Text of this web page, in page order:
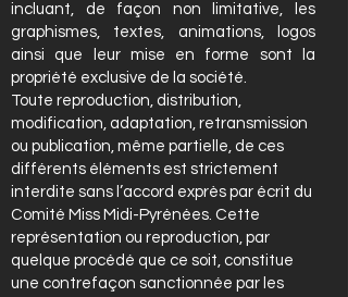
incluant, de façon non limitative, les
graphismes, textes, animations, logos
ainsi que leur mise en forme sont la
propriété exclusive de la société.
Toute reproduction, distribution,
modification, adaptation, retransmission
ou publication, même partielle, de ces
différents éléments est strictement
interdite sans l’accord exprès par écrit du
Comité Miss Midi-Pyrénées. Cette
représentation ou reproduction, par
quelque procédé que ce soit, constitue
une contrefaçon sanctionnée par les